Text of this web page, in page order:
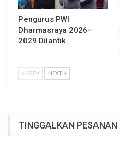
Pengurus PWI
Dharmasraya 2026–
2029 Dilantik
PREV NEXT
TINGGALKAN PESANAN